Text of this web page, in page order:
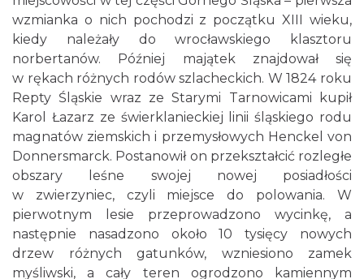
wzmianka o nich pochodzi z początku XIII wieku,
kiedy należały do wrocławskiego klasztoru
norbertanów. Później majątek znajdował się
w rękach różnych rodów szlacheckich. W 1824 roku
Repty Śląskie wraz ze Starymi Tarnowicami kupił
Karol Łazarz ze świerklanieckiej linii śląskiego rodu
magnatów ziemskich i przemysłowych Henckel von
Donnersmarck. Postanowił on przekształcić rozległe
obszary leśne swojej nowej posiadłości
w zwierzyniec, czyli miejsce do polowania. W
pierwotnym lesie przeprowadzono wycinkę, a
następnie nasadzono około 10 tysięcy nowych
drzew różnych gatunków, wzniesiono zamek
myśliwski, a cały teren ogrodzono kamiennym